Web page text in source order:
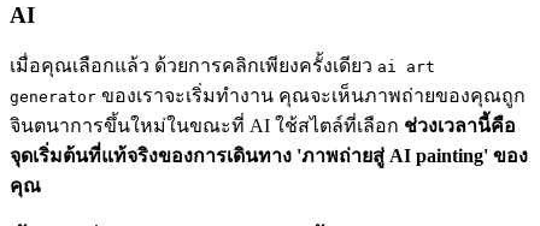
AI
เมื่อคุณเลือกแล้ว ด้วยการคลิกเพียงครั้งเดียว ai art
generator ของเราจะเริ่มทำงาน คุณจะเห็นภาพถ่ายของคุณถูก
จินตนาการขึ้นใหม่ในขณะที่ AI ใช้สไตล์ที่เลือก ช่วงเวลานี้คือ
จุดเริ่มต้นที่แท้จริงของการเดินทาง 'ภาพถ่ายสู่ AI painting' ของ
คุณ